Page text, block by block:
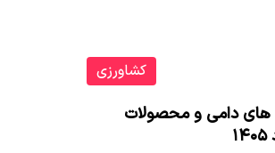
کشاورزی
های دامی و محصولات